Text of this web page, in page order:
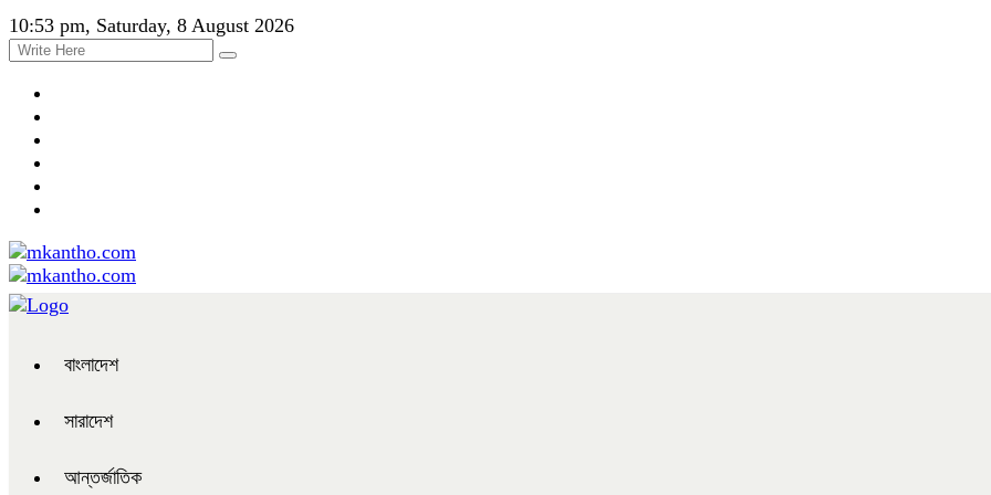
10:53 pm, Saturday, 8 August 2026
বাংলাদেশ
সারাদেশ
আন্তর্জাতিক